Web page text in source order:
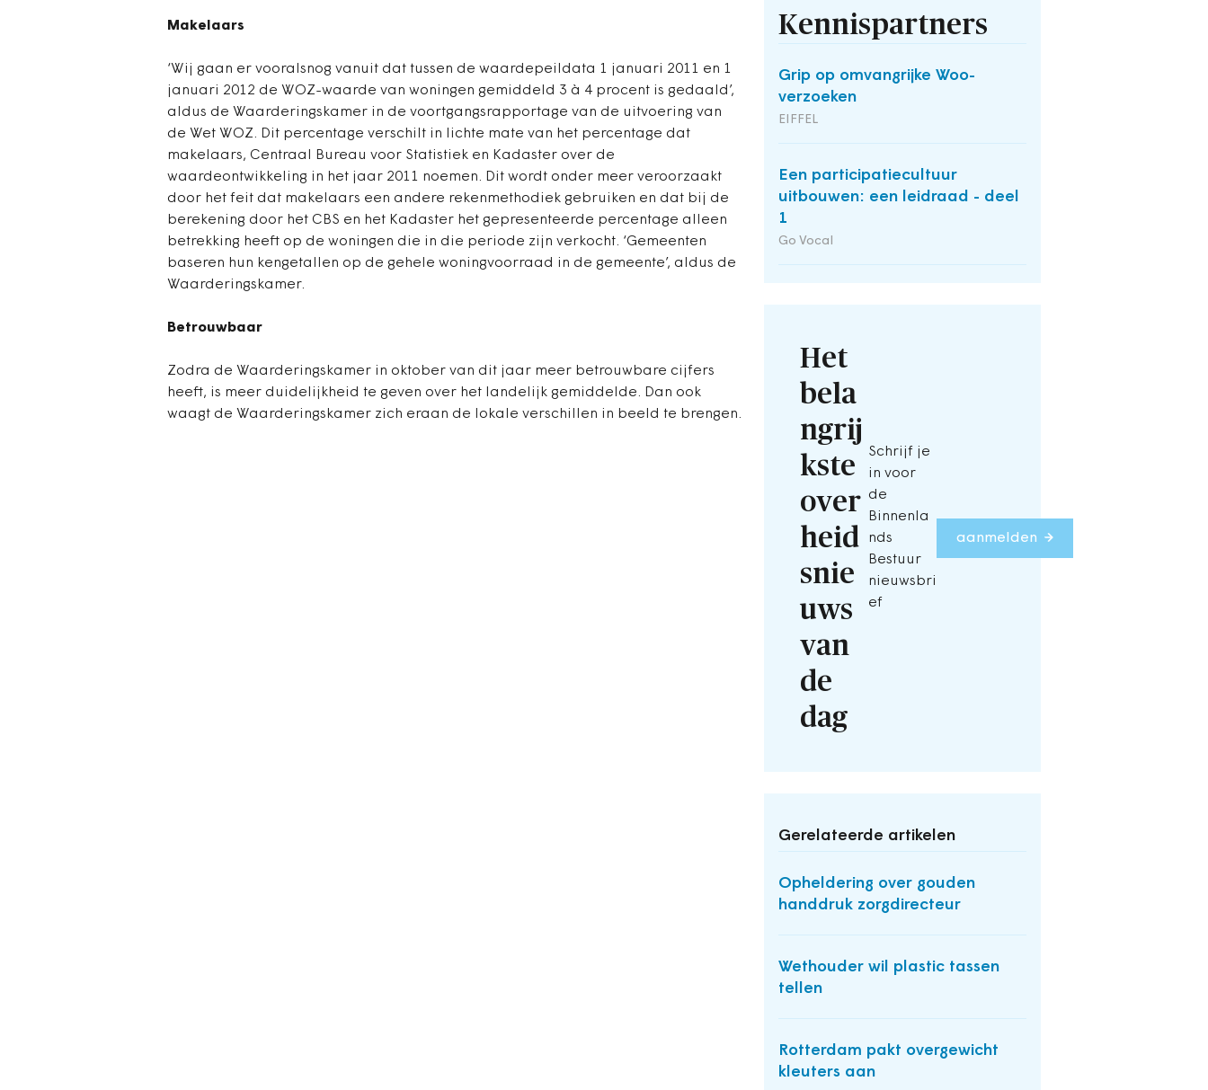
Kennispartners
Grip op omvangrijke Woo-
verzoeken
EIFFEL
Een participatiecultuur
uitbouwen: een leidraad - deel
1
Go Vocal
Het
bela
ngrij
kste
over
heid
snie
uws
van
de
dag
Schrijf je
in voor
de
Binnenla
nds
Bestuur
nieuwsbri
ef
aanmelden
Gerelateerde artikelen
Opheldering over gouden
handdruk zorgdirecteur
Wethouder wil plastic tassen
tellen
Rotterdam pakt overgewicht
kleuters aan
Makelaars
‘Wij gaan er vooralsnog vanuit dat tussen de waardepeildata 1 januari 2011 en 1
januari 2012 de WOZ-waarde van woningen gemiddeld 3 à 4 procent is gedaald’,
aldus de Waarderingskamer in de voortgangsrapportage van de uitvoering van
de Wet WOZ. Dit percentage verschilt in lichte mate van het percentage dat
makelaars, Centraal Bureau voor Statistiek en Kadaster over de
waardeontwikkeling in het jaar 2011 noemen. Dit wordt onder meer veroorzaakt
door het feit dat makelaars een andere rekenmethodiek gebruiken en dat bij de
berekening door het CBS en het Kadaster het gepresenteerde percentage alleen
betrekking heeft op de woningen die in die periode zijn verkocht. ‘Gemeenten
baseren hun kengetallen op de gehele woningvoorraad in de gemeente’, aldus de
Waarderingskamer.
Betrouwbaar
Zodra de Waarderingskamer in oktober van dit jaar meer betrouwbare cijfers
heeft, is meer duidelijkheid te geven over het landelijk gemiddelde. Dan ook
waagt de Waarderingskamer zich eraan de lokale verschillen in beeld te brengen.